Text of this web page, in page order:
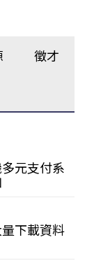
徵才
元支付系
下載資料